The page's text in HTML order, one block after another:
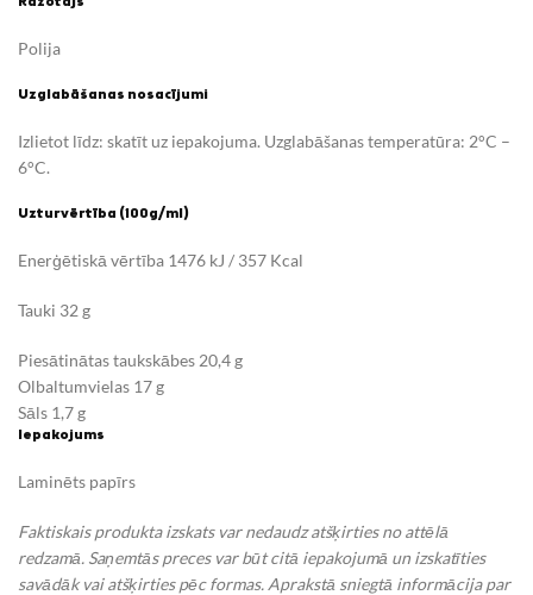
Polija
Uzglabāšanas nosacījumi
Izlietot līdz: skatīt uz iepakojuma. Uzglabāšanas temperatūra: 2°C –
6°C.
Uzturvērtība (100g/ml)
Enerģētiskā vērtība 1476 kJ / 357 Kcal
Tauki 32 g
Piesātinātas taukskābes 20,4 g
Olbaltumvielas 17 g
Sāls 1,7 g
Iepakojums
Laminēts papīrs
Faktiskais produkta izskats var nedaudz atšķirties no attēlā
redzamā. Saņemtās preces var būt citā iepakojumā un izskatīties
savādāk vai atšķirties pēc formas. Aprakstā sniegtā informācija par